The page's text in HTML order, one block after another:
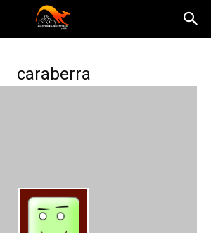
caraberra